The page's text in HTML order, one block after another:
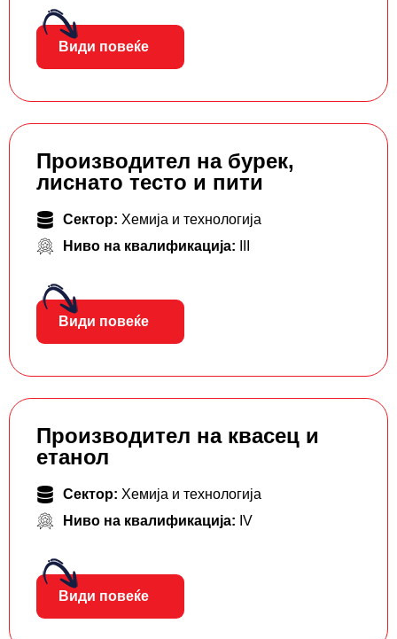
Види повеќе
Производител на бурек,
лиснато тесто и пити
Сектор: Хемија и технологија
Ниво на квалификација:
Види повеќе
Производител на квасец и
етанол
Сектор: Хемија и технологија
Ниво на квалификација: IV
Види повеќе